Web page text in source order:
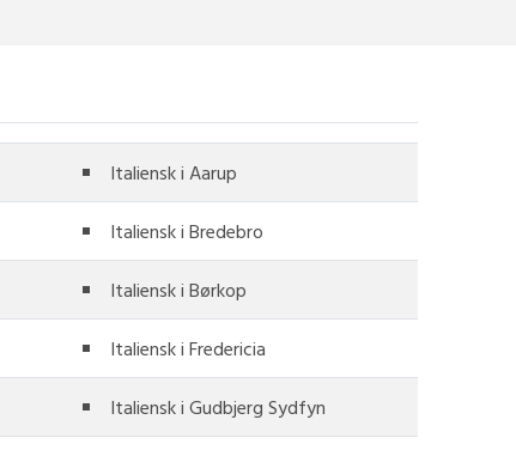
Italiensk i Aarup
Italiensk i Bredebro
Italiensk i Børkop
Italiensk i Fredericia
Italiensk i Gudbjerg Sydfyn